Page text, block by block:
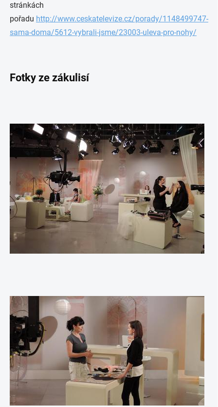
stránkách
pořadu http://www.ceskatelevize.cz/porady/1148499747-
sama-doma/5612-vybrali-jsme/23003-uleva-pro-nohy/
Fotky ze zákulisí